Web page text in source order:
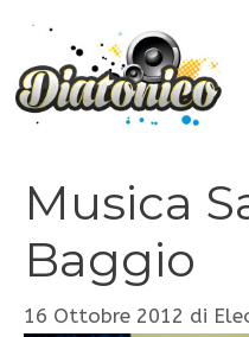
contenuto
Musica
Baggio
16 Ottobre 2012 di